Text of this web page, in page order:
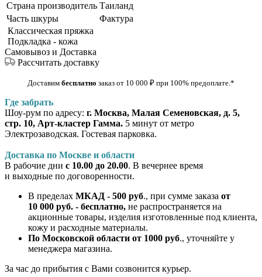
Страна производитель Таиланд
Часть шкуры
Фактура
Классическая пряжка
Подкладка - кожа
Самовывоз и Доставка
Рассчитать доставку
Доставим бесплатно заказ от 10 000 ₽ при 100% предоплате.*
Где забрать
Шоу-рум по адресу: г. Москва, Малая Семеновская, д. 5,
стр. 10, Арт-кластер Гамма. 5 минут от метро
Электрозаводская. Гостевая парковка.
Доставка по Москве и области
В рабочие дни с 10.00 до 20.00. В вечернее время
и выходные по договоренности.
В пределах МКАД - 500 руб., при сумме заказа от
10 000 руб. - бесплатно, не распространяется на
акционные товары, изделия изготовленные под клиента,
кожу и расходные материалы.
По Московской области от 1000 руб., уточняйте у
менеджера магазина.
За час до прибытия с Вами созвонится курьер.